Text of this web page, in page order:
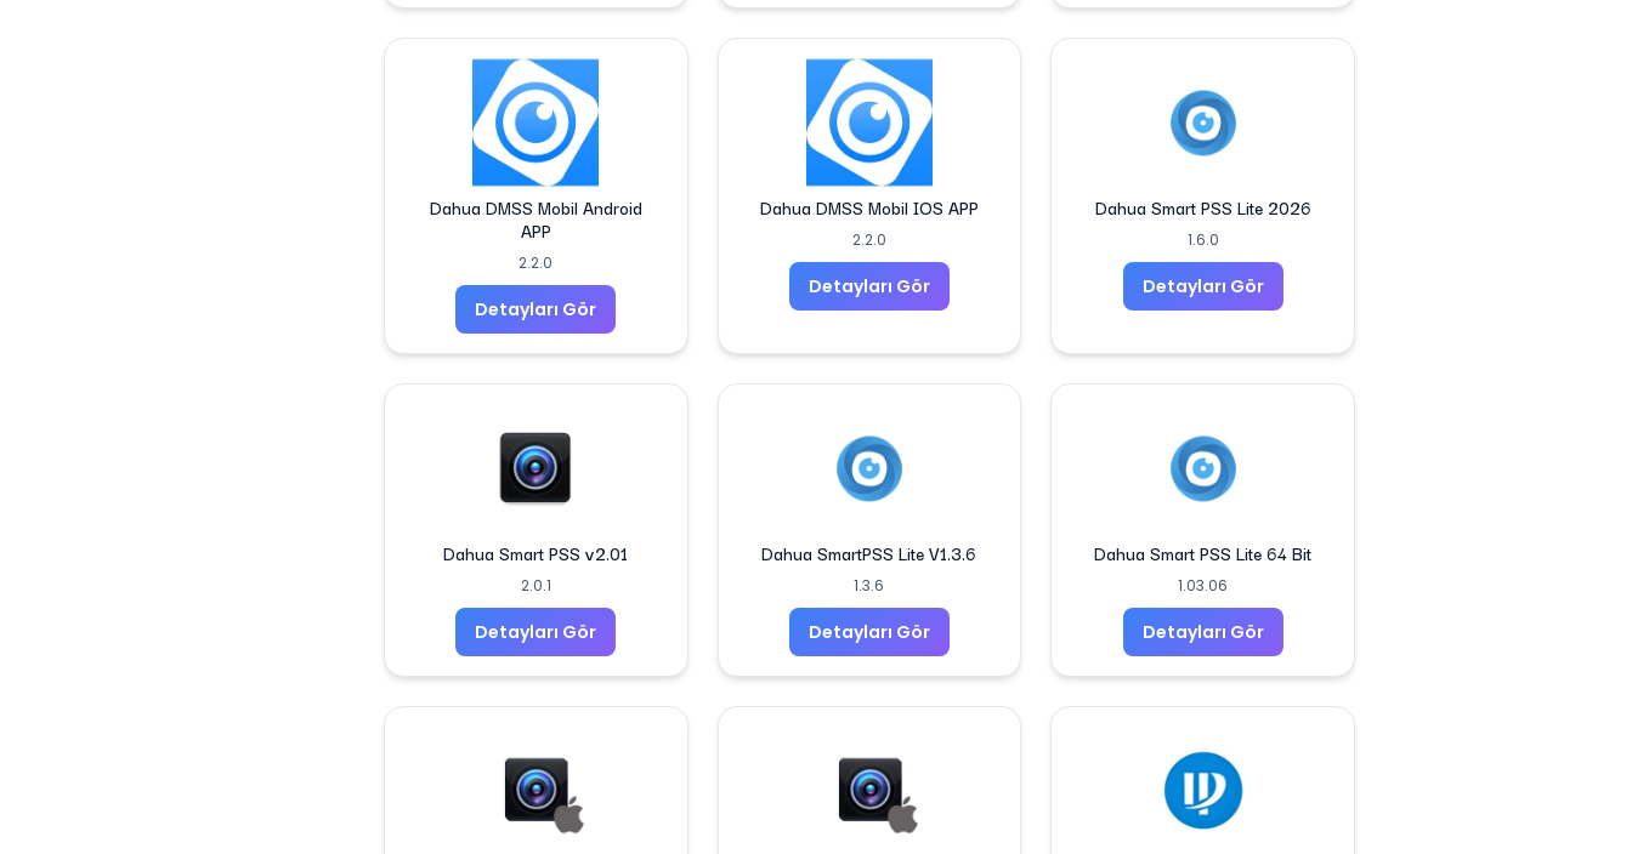
Dahua DMSS Mobil Android
APP
2.2.0
Detayları Gör
Dahua DMSS Mobil IOS APP
2.2.0
Detayları Gör
Dahua Smart PSS Lite 2026
1.6.0
Detayları Gör
Dahua Smart PSS v2.01
2.0.1
Detayları Gör
Dahua SmartPSS Lite V1.3.6
1.3.6
Detayları Gör
Dahua Smart PSS Lite 64 Bit
1.03.06
Detayları Gör